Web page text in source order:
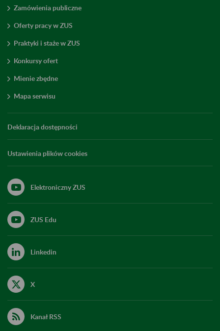
Zamówienia publiczne
Oferty pracy w ZUS
Praktyki i staże w ZUS
Konkursy ofert
Mienie zbędne
Mapa serwisu
Deklaracja dostępności
Ustawienia plików cookies
Elektroniczny ZUS
ZUS Edu
Linkedin
X
Kanał RSS